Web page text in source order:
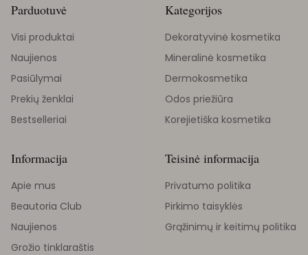
Parduotuvė
Visi produktai
Naujienos
Pasiūlymai
Prekių ženklai
Bestselleriai
Kategorijos
Dekoratyvinė kosmetika
Mineralinė kosmetika
Dermokosmetika
Odos priežiūra
Korejietiška kosmetika
Informacija
Apie mus
Beautoria Club
Naujienos
Grožio tinklaraštis
Teisinė informacija
Privatumo politika
Pirkimo taisyklės
Grąžinimų ir keitimų politika